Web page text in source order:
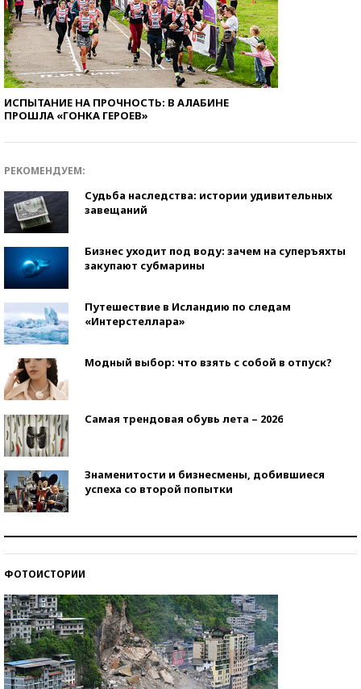
ИСПЫТАНИЕ НА ПРОЧНОСТЬ: В АЛАБИНЕ
ПРОШЛА «ГОНКА ГЕРОЕВ»
РЕКОМЕНДУЕМ:
Судьба наследства: истории удивительных
завещаний
Бизнес уходит под воду: зачем на суперъяхты
закупают субмарины
Путешествие в Исландию по следам
«Интерстеллара»
Модный выбор: что взять с собой в отпуск?
Самая трендовая обувь лета – 2026
Знаменитости и бизнесмены, добившиеся
успеха со второй попытки
ФОТОИСТОРИИ